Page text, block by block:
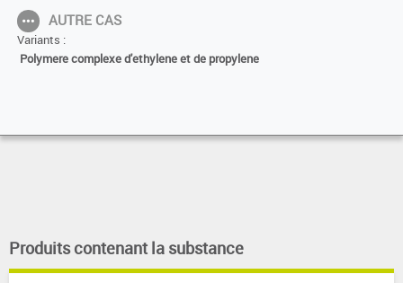
AUTRE CAS
Variants :
Polymere complexe d'ethylene et de propylene
Produits contenant la substance